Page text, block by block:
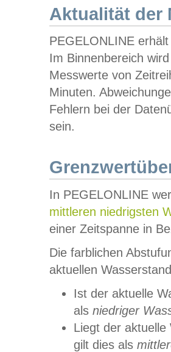
Aktualität der
PEGELONLINE
Im Binnenbereich
Messwerte von
Minuten.
Fehlern bei der
sein.
In PEGELONLINE
mittleren niedrigsten
einer Zeitspanne in
Die farblichen
aktuellen
Ist der aktuelle
als niedriger
Liegt der
gilt dies als